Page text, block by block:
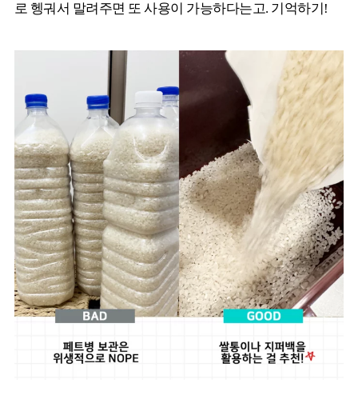
로 헹궈서 말려주면 또 사용이 가능하다는고. 기억하기!